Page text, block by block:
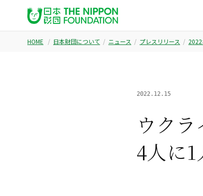
HOME 日本財団について ニュース プレスリリース
2022.12.15
ウク
4人に